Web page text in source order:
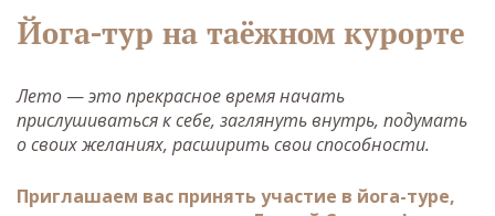
Йога-тур на таёжном курорте
Лето —это прекрасное время начать
прислушиваться к себе, заглянуть внутрь, подумать
о своих желаниях, расширить свои способности.
Приглашаем вас принять участие в йога-туре,